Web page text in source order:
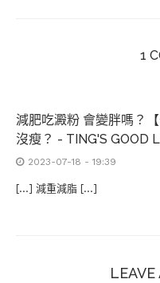
1
減肥吃澱粉 會變胖嗎？
沒瘦？ - TING'S GOOD
2023-07-18 - 19:39
[…] 減重減脂 […]